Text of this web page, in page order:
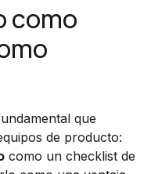
como
que
de producto:
como un checklist de